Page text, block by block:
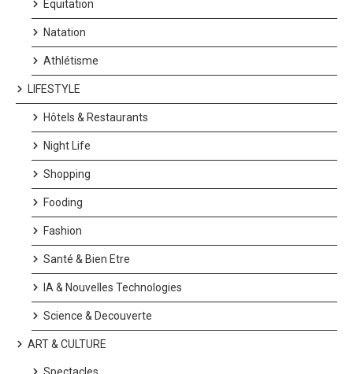
Equitation
Natation
Athlétisme
LIFESTYLE
Hôtels & Restaurants
Night Life
Shopping
Fooding
Fashion
Santé & Bien Etre
IA & Nouvelles Technologies
Science & Decouverte
ART & CULTURE
Spectacles